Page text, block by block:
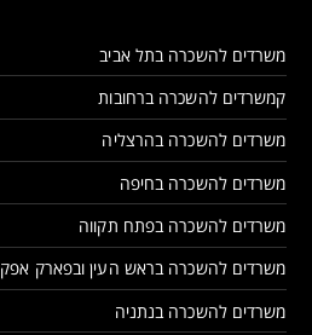
משרדים להשכרה בתל אביב
קמשרדים להשכרה ברחובות
משרדים להשכרה בהרצליה
משרדים להשכרה בחיפה
משרדים להשכרה בפתח תקווה
משרדים להשכרה בראש העין ובפארק אפק
משרדים להשכרה בנתניה